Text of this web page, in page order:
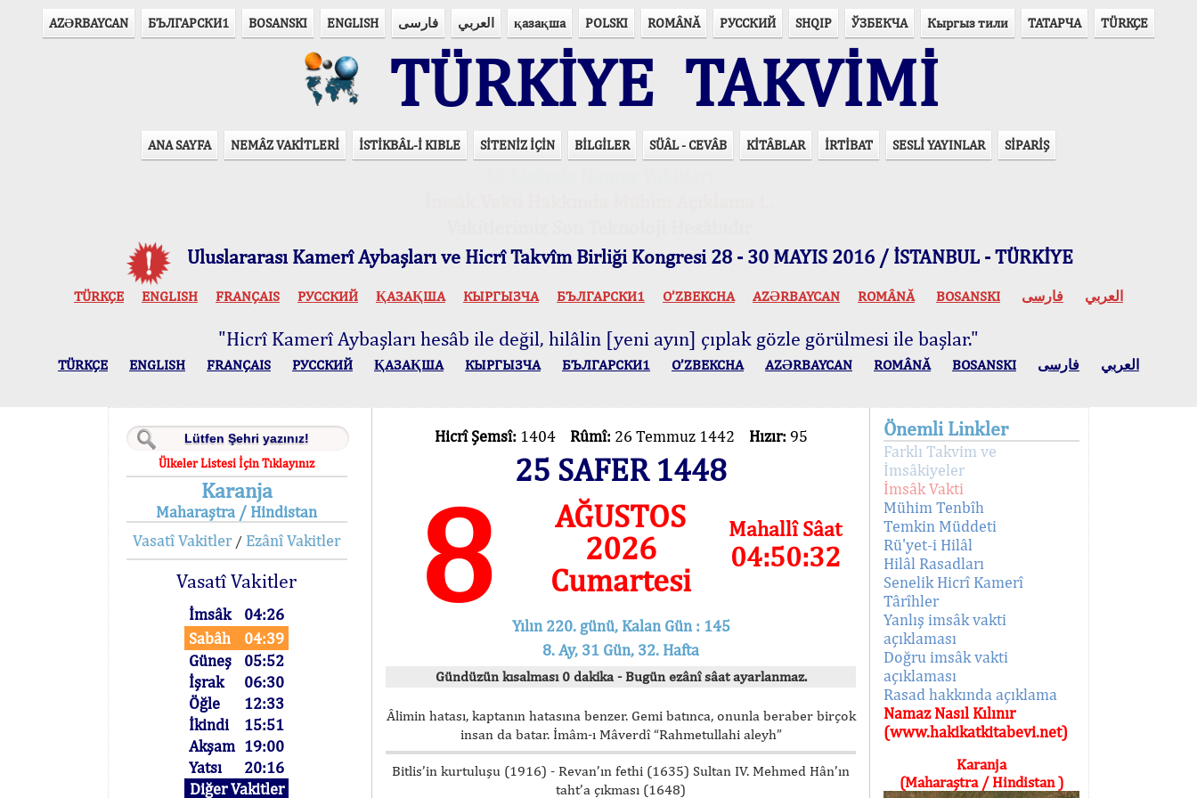
AZӘRBAYCAN БЪЛГАРСКИ1 BOSANSKI ENGLISH فارسی العربي қазақша POLSKI ROMÂNĂ РУССКИЙ SHQIP ЎЗБЕКЧА Кыргыз тили ТАТАРЧА TÜRKÇE
TÜRKİYE TAKVİMİ
ANA SAYFA NEMÂZ VAKİTLERİ İSTİKBÂL-İ KIBLE SİTENİZ İÇİN BİLGİLER SÜÂL - CEVÂB KİTÂBLAR İRTİBAT SESLİ YAYINLAR SİPARİŞ
Uluslararası Kamerî Aybaşları ve Hicrî Takvîm Birliği Kongresi 28 - 30 MAYIS 2016 / İSTANBUL - TÜRKİYE
TÜRKÇE ENGLISH FRANÇAIS РУССКИЙ ҚАЗАҚША КЫPГЫЗЧA БЪЛГАРСКИ1 O’ZBEKCHA AZӘRBAYCAN ROMÂNĂ BOSANSKI العربي فارسی
"Hicrî Kamerî Aybaşları hesâb ile değil, hilâlin [yeni ayın] çıplak gözle görülmesi ile başlar."
TÜRKÇE ENGLISH FRANÇAIS РУССКИЙ ҚАЗАҚША КЫPГЫЗЧA БЪЛГАРСКИ1 O’ZBEKCHA AZӘRBAYCAN ROMÂNĂ BOSANSKI العربي فارسی
Ülkeler Listesi İçin Tıklayınız
Karanja
Maharaştra / Hindistan
Vasatî Vakitler/ Ezânî Vakitler
Vasatî Vakitler
İmsâk
04:26
Sabâh
04:39
Güneş
05:52
İşrak
06:30
Öğle
12:33
İkindi
15:51
Akşam 19:00
Yatsı
20:16
Diğer Vakitler
Hicrî Şemsî: 1404 Rûmî: 26 Temmuz 1442 Hızır: 95
25 SAFER 1448
8
AĞUSTOS
2026
Cumartesi
Mahallî Sâat
04:50:32
Yılın 220. günü, Kalan Gün : 145
8. Ay, 31 Gün, 32. Hafta
Gündüzün kısalması 0 dakika - Bugün ezânî sâat ayarlanmaz.
Âlimin hatası, kaptanın hatasına benzer. Gemi batınca, onunla beraber birçok
insan da batar. İmâm-ı Mâverdî “Rahmetullahi aleyh”
Bitlis’in kurtuluşu (1916) - Revan’ın fethi (1635) Sultan IV. Mehmed Hân’ın
taht’a çıkması (1648)
Önemli Linkler
Farklı Takvim ve
İmsâkiyeler
İmsâk Vakti
Mühim Tenbîh
Temkin Müddeti
Rü'yet-i Hilâl
Hilâl Rasadları
Senelik Hicrî Kamerî
Târîhler
Yanlış imsâk vakti
açıklaması
Doğru imsâk vakti
açıklaması
Rasad hakkında açıklama
Namaz Nasıl Kılınır
(www.hakikatkitabevi.net)
Karanja
(Maharaştra / Hindistan )